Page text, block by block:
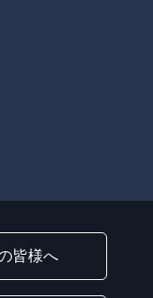
皆様へ